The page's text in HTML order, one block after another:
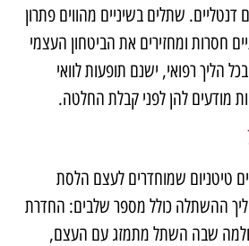
שתלים בשיניים מהווים פתרון
חסרות ומחזירים את הביטחון העצמי
הליך רפואי, ישנם תופעות לוואי
מודעים להן לפני קבלת החלטה.
טיטניום שמוחדרים לעצם הלסת
ההשתלה כולל מספר שלבים: החדרת
שבה השתל מתמזג עם העצם,